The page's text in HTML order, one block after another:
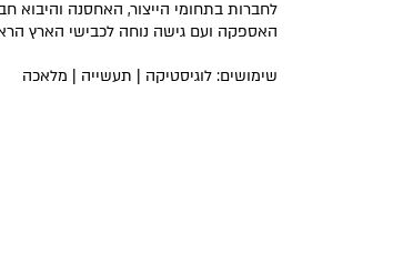
לחברות בתחומי הייצור, האחסנה
האספקה ועם גישה נוחה לכבישי הארץ
שימושים: לוגיסטיקה | תעשייה | מלאכה